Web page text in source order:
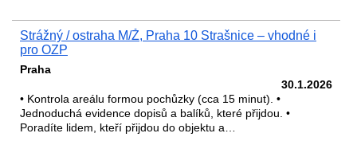
Strážný / ostraha M/Ž, Praha 10 Strašnice – vhodné i
pro OZP
Praha
30.1.2026
• Kontrola areálu formou pochůzky (cca 15 minut). •
Jednoduchá evidence dopisů a balíků, které přijdou. •
Poradíte lidem, kteří přijdou do objektu a…